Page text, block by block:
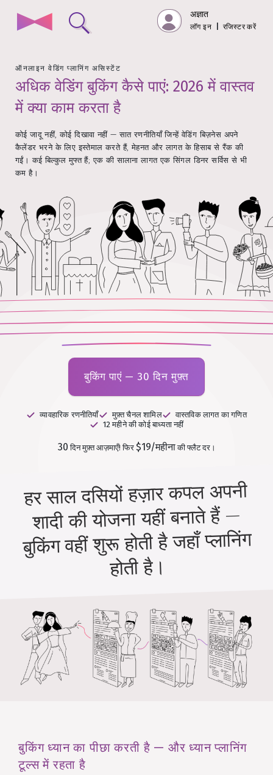
अज्ञात
लॉग इन रजिस्टर करें
ऑनलाइन वेडिंग प्लानिंग असिस्टेंट
अधिक वेडिंग बुकिंग कैसे पाएं: 2026 में वास्तव
में क्या काम करता है
कोई जादू नहीं, कोई दिखावा नहीं — सात रणनीतियाँ जिन्हें वेडिंग बिज़नेस अपने
कैलेंडर भरने के लिए इस्तेमाल करते हैं, मेहनत और लागत के हिसाब से रैंक की
गईं। कई बिल्कुल मुफ्त हैं; एक की सालाना लागत एक सिंगल डिनर सर्विस से भी
कम है।
बुकिंग पाएं — 30 दिन मुफ़्त
व्यावहारिक रणनीतियाँ मुफ़्त चैनल शामिल
वास्तविक लागत का गणित
12 महीने की कोई बाध्यता नहीं
30 दिन मुफ़्त आज़माएँ! फिर $19/महीनाकी फ्लैट दर।
हर साल दसियों हज़ार कपल अपनी
शादी की योजना यहीं बनाते हैं —
बुकिंग वहीं शुरू होती है जहाँ प्लानिंग
होती है।
बुकिंग ध्यान का पीछा करती है — और ध्यान प्लानिंग
टूल्स में रहता है